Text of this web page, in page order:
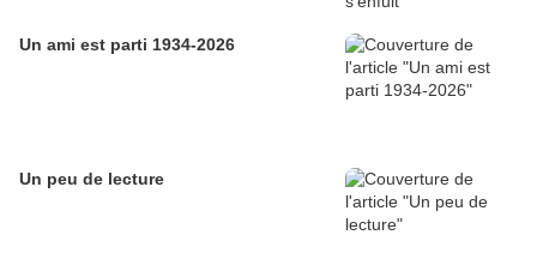
Un ami est parti 1934-2026
Un peu de lecture